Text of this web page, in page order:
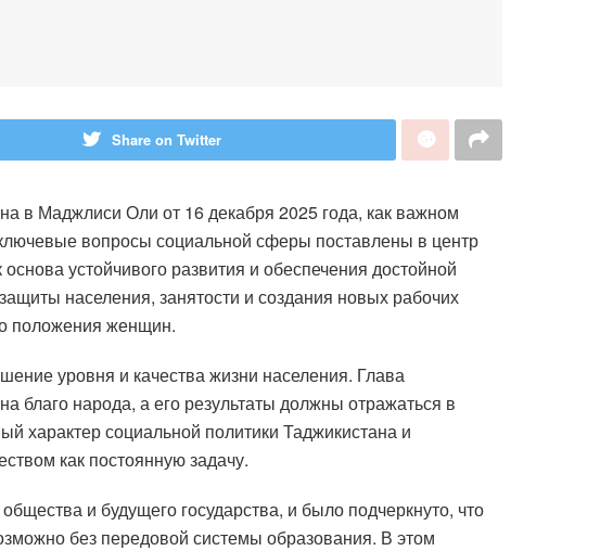
Share on Twitter
в Маджлиси Оли от 16 декабря 2025 года, как важном
вопросы социальной сферы поставлены в центр
устойчивого развития и обеспечения достойной
населения, занятости и создания новых рабочих
положения женщин.
уровня и качества жизни населения. Глава
благо народа, а его результаты должны отражаться в
характер социальной политики Таджикистана и
как постоянную задачу.
и будущего государства, и было подчеркнуто, что
без передовой системы образования. В этом